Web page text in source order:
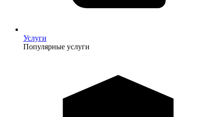
Услуги
Популярные услуги